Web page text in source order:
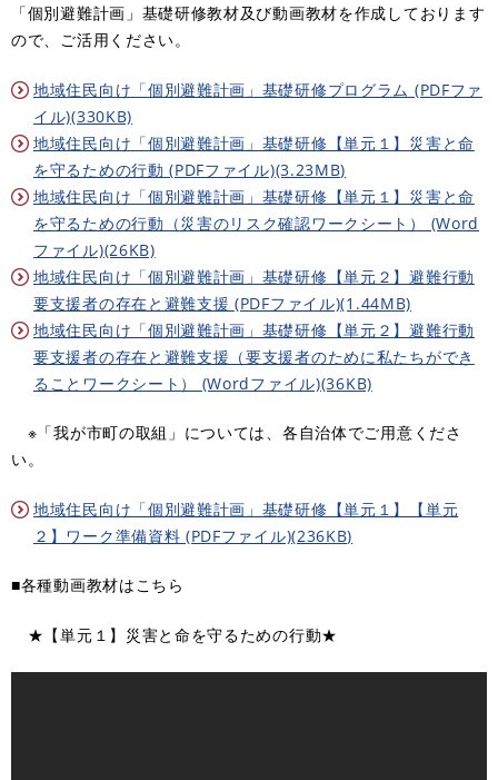
「個別避難計画」基礎研修教材及び動画教材を作成しております
ので、ご活用ください。
地域住民向け「個別避難計画」基礎研修プログラム (PDFファ
イル)(330KB)
地域住民向け「個別避難計画」基礎研修【単元１】災害と命
を守るための行動 (PDFファイル)(3.23MB)
地域住民向け「個別避難計画」基礎研修【単元１】災害と命
を守るための行動（災害のリスク確認ワークシート） (Word
ファイル)(26KB)
地域住民向け「個別避難計画」基礎研修【単元２】避難行動
要支援者の存在と避難支援 (PDFファイル)(1.44MB)
地域住民向け「個別避難計画」基礎研修【単元２】避難行動
要支援者の存在と避難支援（要支援者のために私たちができ
ることワークシート） (Wordファイル)(36KB)
※「我が市町の取組」については、各自治体でご用意くださ
い。
地域住民向け「個別避難計画」基礎研修【単元１】【単元
２】ワーク準備資料 (PDFファイル)(236KB)
■各種動画教材はこちら
★【単元１】災害と命を守るための行動★